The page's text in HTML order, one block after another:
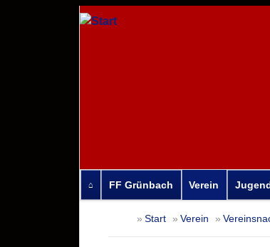
FF Grünbach Verein
überspringen
Start Verein